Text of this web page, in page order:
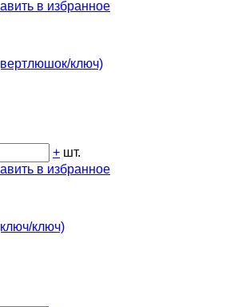
в избранное
ключ)
+ шт.
в избранное
ключ)